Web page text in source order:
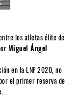
los atletas élite de
Miguel Ángel
en la LNF 2020, no
el primer reserva de
.